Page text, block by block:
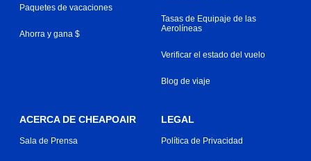
Paquetes de vacaciones
Ahorra y gana $
Tasas de Equipaje de las
Aerolíneas
Verificar el estado del vuelo
Blog de viaje
ACERCA DE CHEAPOAIR
Sala de Prensa
LEGAL
Política de Privacidad